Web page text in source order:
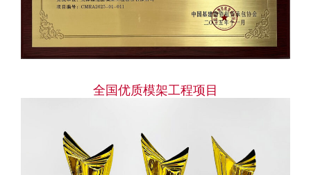
全国优质模架工程项目